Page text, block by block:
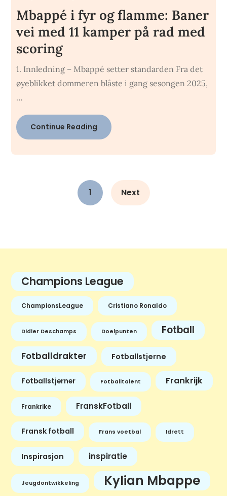
Mbappé i fyr og flamme: Baner
vei med 11 kamper på rad med
scoring
1. Innledning – Mbappé setter standarden Fra det
øyeblikket dommeren blåste i gang sesongen 2025,
…
Continue Reading
1 Next
Champions League
ChampionsLeague Cristiano Ronaldo
Didier Deschamps Doelpunten Fotball
Fotballdrakter Fotballstjerne
Fotballstjerner Fotballtalent Frankrijk
Frankrike FranskFotball
Fransk fotball Frans voetbal Idrett
Inspirasjon inspiratie
Jeugdontwikkeling Kylian Mbappe